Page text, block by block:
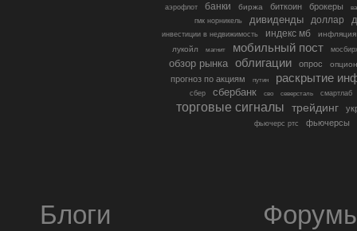
аэрофлот банки биржа биткоин брокеры
гмк норникель
дивиденды доллар
инвестиции в недвижимость индекс мб
инфляция
лукойл
магнит мобильный пост
обзор рынка облигации опрос
прогноз по акциям путин раскрытие
сбер сбербанк сво северсталь смартлаб
торговые сигналы трейдинг
фьючерс ртс фьючерсы
Блоги